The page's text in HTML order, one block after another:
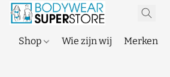
Shop Wie zijn wij Merken